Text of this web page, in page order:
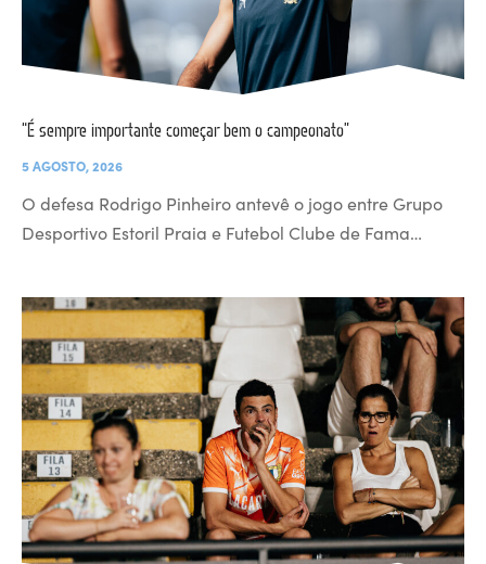
“É sempre importante começar bem o campeonato”
5 AGOSTO, 2026
O defesa Rodrigo Pinheiro antevê o jogo entre Grupo
Desportivo Estoril Praia e Futebol Clube de Fama…